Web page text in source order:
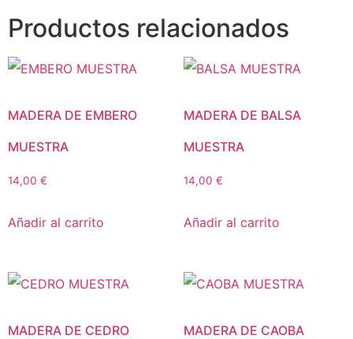
Productos relacionados
MADERA DE EMBERO
MUESTRA
14,00 €
Añadir al carrito
MADERA DE BALSA
MUESTRA
14,00 €
Añadir al carrito
MADERA DE CEDRO MADERA DE CAOBA